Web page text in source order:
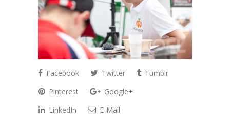
Facebook Twitter
Tumblr
Pinterest
Google+
LinkedIn
E-Mail